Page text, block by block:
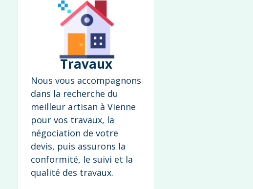
Travaux
Nous vous accompagnons
dans la recherche du
meilleur artisan à Vienne
pour vos travaux, la
négociation de votre
devis, puis assurons la
conformité, le suivi et la
qualité des travaux.